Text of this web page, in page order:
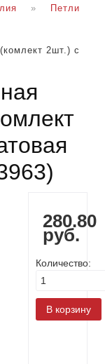
Петли
2шт.) с
)
280.80
руб.
Количество: